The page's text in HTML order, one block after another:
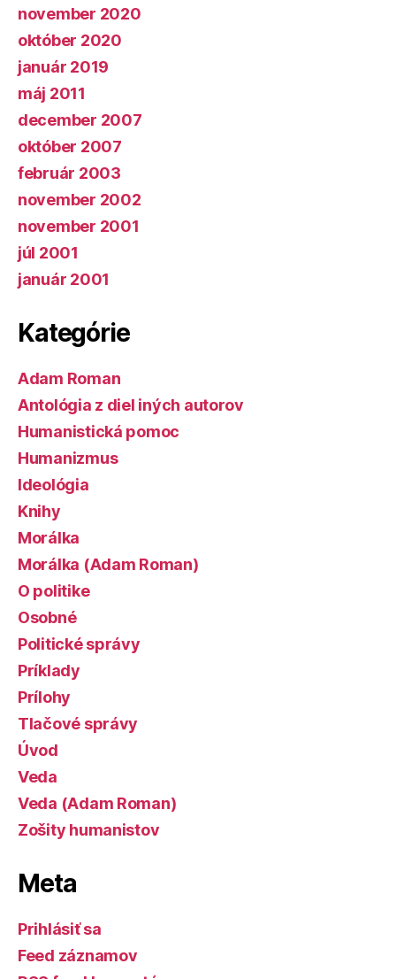
november 2020
október 2020
január 2019
máj 2011
december 2007
október 2007
február 2003
november 2002
november 2001
júl 2001
január 2001
Kategórie
Adam Roman
Antológia z diel iných autorov
Humanistická pomoc
Humanizmus
Ideológia
Knihy
Morálka
Morálka (Adam Roman)
O politike
Osobné
Politické správy
Príklady
Prílohy
Tlačové správy
Úvod
Veda
Veda (Adam Roman)
Zošity humanistov
Meta
Prihlásiť sa
Feed záznamov